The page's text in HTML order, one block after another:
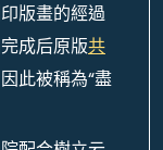
版畫的經過
成后原版共
此被稱為“盡